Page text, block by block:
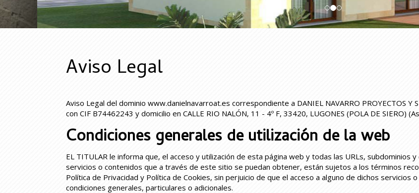
Aviso Legal
Aviso Legal del dominio www.danielnavarroat.es correspondiente a DANIEL NAVARRO PROYECTOS Y
con CIF B74462243 y domicilio en CALLE RIO NALÓN, 11 - 4º F, 33420, LUGONES (POLA DE SIERO) (
Condiciones generales de utilización de la web
EL TITULAR le informa que, el acceso y utilización de esta página web y todas las URLs, subdominios
servicios o contenidos que a través de este sitio se puedan obtener, están sujetos a los términos
Política de Privacidad y Política de Cookies, sin perjuicio de que el acceso a alguno de dichos servicios
condiciones generales, particulares o adicionales.